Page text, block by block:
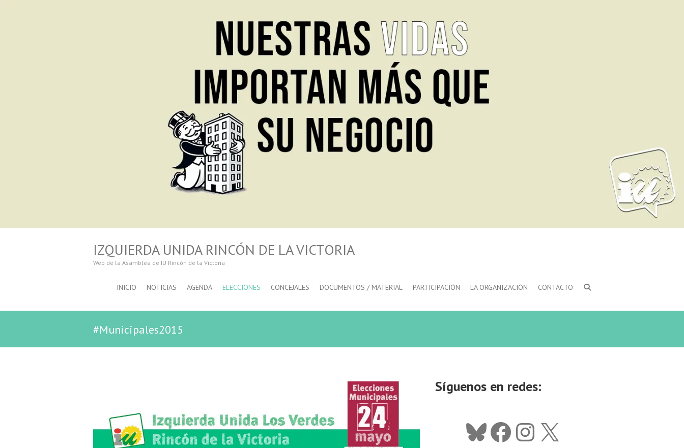
IZQUIERDA UNIDA RINCÓN DE LA VICTORIA
Web de la Asamblea de IU Rincón de la Victoria
INICIO NOTICIAS AGENDA ELECCIONES CONCEJALES DOCUMENTOS / MATERIAL PARTICIPACIÓN LA ORGANIZACIÓN CONTACTO
#Municipales2015
Síguenos en redes:
Bluesky
Facebook
Instagram
X